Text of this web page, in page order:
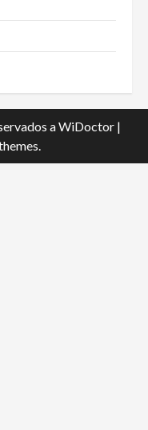
a WiDoctor |